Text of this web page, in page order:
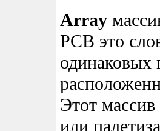
Array
PCB это
одинаковых
Этот
или